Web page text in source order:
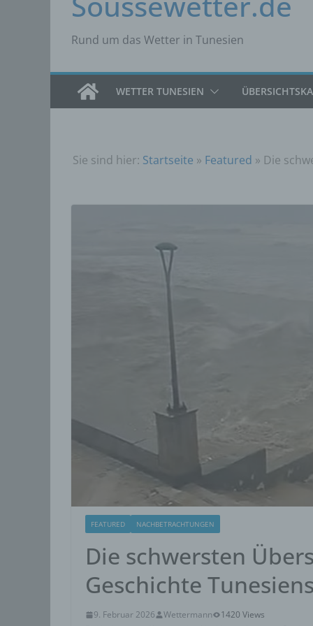
Rund um das Wetter in Tunesien
WETTER TUNESIEN
Sie sind hier: Startseite » Featured » Die
FEATURED NACHBETRACHTUNGEN
Die schwersten
Geschichte Tunesiens
9. Februar 2026 Wettermann
1420 Views